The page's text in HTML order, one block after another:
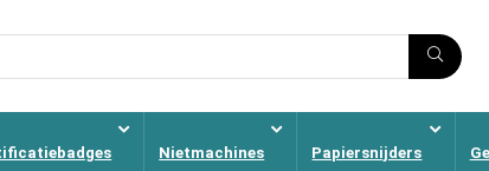
Nietmachines Papiersnijders